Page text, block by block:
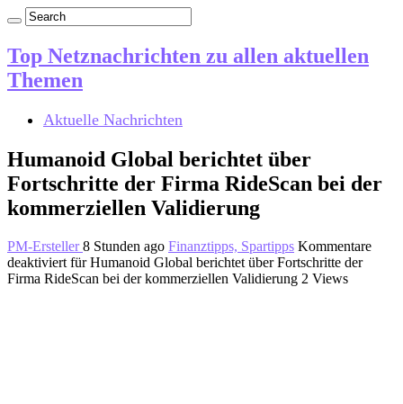
Top Netznachrichten zu allen aktuellen
Themen
Aktuelle Nachrichten
Humanoid Global berichtet über
Fortschritte der Firma RideScan bei der
kommerziellen Validierung
PM-Ersteller8 Stunden ago Finanztipps, Spartipps Kommentare
deaktiviert für Humanoid Global berichtet über Fortschritte der
Firma RideScan bei der kommerziellen Validierung 2 Views